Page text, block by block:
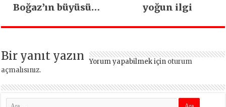
Boğaz’ın büyüsüne
yoğun ilgi
Bir yanıt yazın Yorum yapabilmek için oturum
açmalısınız.